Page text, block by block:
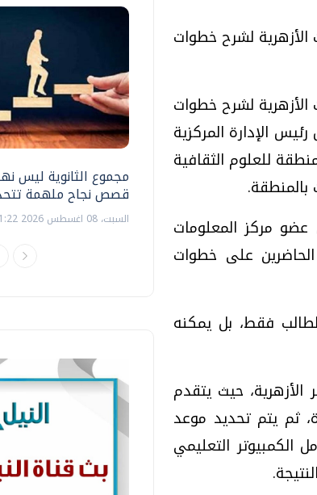
الأزهرية لشرح خطوات
الأزهرية لشرح خطوات
الإدارة المركزية
للعلوم الثقافية
بالمنطقة.
مركز المعلومات
على خطوات
فقط، بل يمكنه
الأزهرية، حيث يتقدم
ثم يتم تحديد موعد
الكمبيوتر التعليمي
مجموع الثانوية ليس
قصص نجاح ملهمة
السبت، 08 اغسطس 2026 11:22 ص
تحقيقات وحوارات
"جوجل" .. هل يمكن التنبوء
نتعامل معها؟